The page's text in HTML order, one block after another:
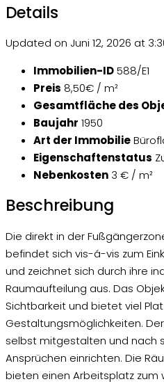
Details
Updated on Juni 12, 2026 at
Immobilien-ID588/E1
Preis 8,50€ / m²
Gesamtfläche des
Baujahr 1950
Art der Immobilie
Eigenschaftenstatus
Nebenkosten 3 € / m²
Beschreibung
Die direkt in der
befindet sich vis-á-vis zum
und zeichnet sich durch ihre
Raumaufteilung aus. Das
Sichtbarkeit und bietet viel
Gestaltungsmöglichkeiten.
selbst mitgestalten und nach
Ansprüchen einrichten. Die
bieten einen Arbeitsplatz zum